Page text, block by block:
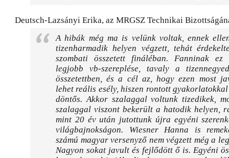
Deutsch-Lazsányi Erika, az MRGSZ Technikai
A hibák még ma is velünk voltak, ennek
tizenharmadik helyen végzett, tehát
szombati összetett fináléban. Fanninak ez
legjobb vb-szereplése, tavaly a
összetettben, és a cél az, hogy ezen most
lehet reális esély, hiszen rontott
döntős. Akkor szalaggal voltunk tizedikek,
szalaggal viszont bekerült a hatodik helyen,
mint 20 év után jutottunk újra egyéni
világbajnokságon. Wiesner Hanna is
számú magyar versenyző nem végzett még a
Nagyon sokat javult és fejlődött ő is. Egyéni